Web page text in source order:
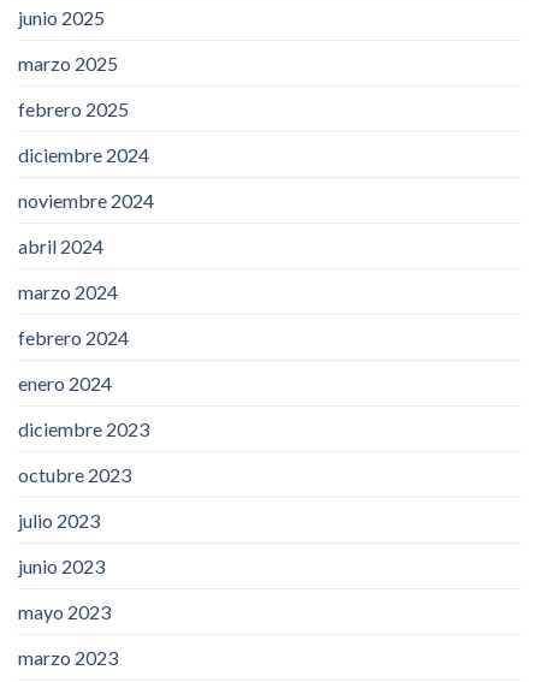
junio 2025
marzo 2025
febrero 2025
diciembre 2024
noviembre 2024
abril 2024
marzo 2024
febrero 2024
enero 2024
diciembre 2023
octubre 2023
julio 2023
junio 2023
mayo 2023
marzo 2023